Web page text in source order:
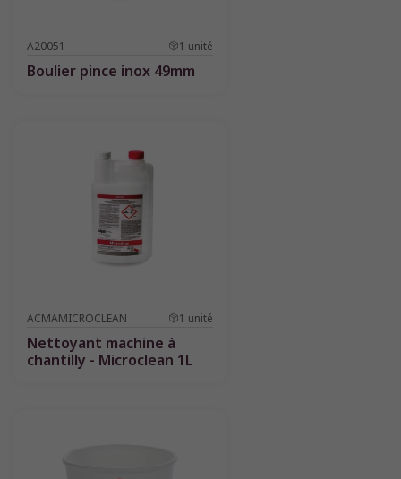
A20051 1 unité
Boulier pince inox 49mm
ACMAMICROCLEAN 1 unité
Nettoyant machine à
chantilly - Microclean 1L